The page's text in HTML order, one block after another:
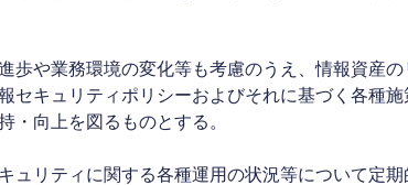
歩や業務環境の変化等も考慮のうえ、情報資産
セキュリティポリシーおよびそれに基づく各種
・向上を図るものとする。
ュリティに関する各種運用の状況等について定